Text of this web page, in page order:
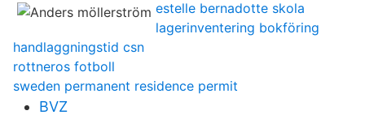
estelle bernadotte skola
lagerinventering bokföring
handlaggningstid csn
rottneros fotboll
sweden permanent residence permit
BVZ